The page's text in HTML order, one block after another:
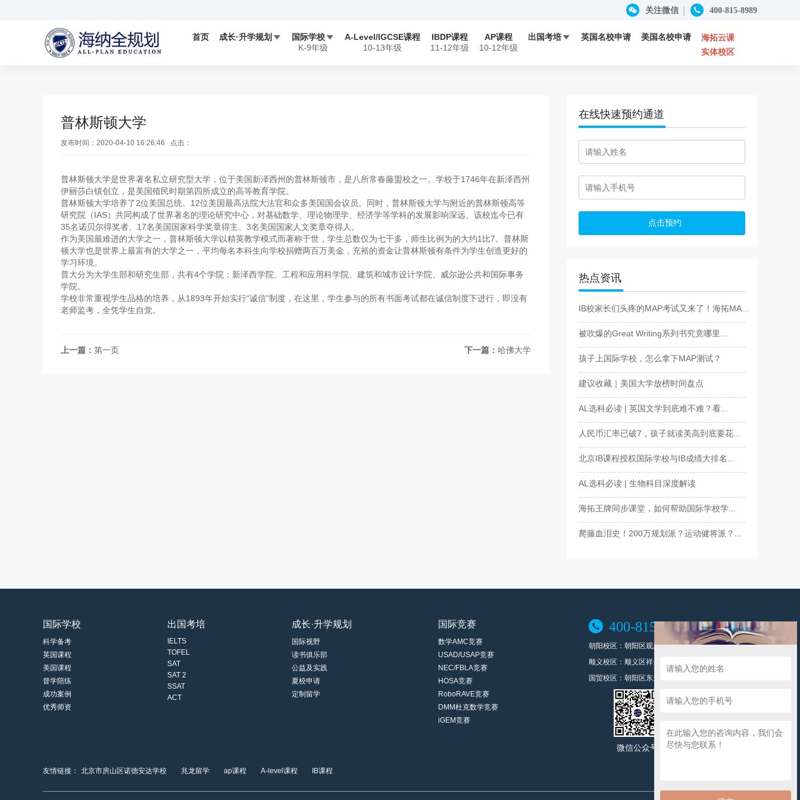
 关注微信  400-815-8989
首页 成长·升学规划 
HOSA竞赛
DMM杜克数学竞赛 iGEM竞赛
国际学校
K-9年级
A-Level/IGCSE课程
10-13年级
IBDP课程
11-12年级
AP课程
10-12年级
出国考培 英国名校申请 美国名校申请
海拓云课
实体校区
普林斯顿大学
发布时间：2020-04-10 16:26:46 点击：
普林斯顿大学是世界著名私立研究型大学，位于美国新泽西州的普林斯顿市，是八所常春藤盟校之一。学校于1746年在新泽西州
伊丽莎白镇创立，是美国殖民时期第四所成立的高等教育学院。
普林斯顿大学培养了2位美国总统、12位美国最高法院大法官和众多美国国会议员。同时，普林斯顿大学与附近的普林斯顿高等
研究院（IAS）共同构成了世界著名的理论研究中心，对基础数学、理论物理学、经济学等学科的发展影响深远。该校迄今已有
35名诺贝尔得奖者、17名美国国家科学奖章得主、3名美国国家人文奖章夺得人。
作为美国最难进的大学之一，普林斯顿大学以精英教学模式而著称于世，学生总数仅为七千多，师生比例为的大约1比7。普林斯
顿大学也是世界上最富有的大学之一，平均每名本科生向学校捐赠两百万美金，充裕的资金让普林斯顿有条件为学生创造更好的
学习环境。
普大分为大学生部和研究生部，共有4个学院：新泽西学院、工程和应用科学院、建筑和城市设计学院、威尔逊公共和国际事务
学院。
学校非常重视学生品格的培养，从1893年开始实行“诚信”制度，在这里，学生参与的所有书面考试都在诚信制度下进行，即没有
老师监考，全凭学生自觉。
上一篇： 第一页 下一篇： 哈佛大学
在线快速预约通道
热点资讯
IB校家长们头疼的MAP考试又来了！海拓MA...
被吹爆的Great Writing系列书究竟哪里...
孩子上国际学校，怎么拿下MAP测试？
建议收藏｜美国大学放榜时间盘点
AL选科必读 | 英国文学到底难不难？看...
人民币汇率已破7，孩子就读美高到底要花...
北京IB课程授权国际学校与IB成绩大排名...
AL选科必读 | 生物科目深度解读
海拓王牌同步课堂，如何帮助国际学校学...
爬藤血泪史！200万规划派？运动健将派？...
国际学校
科学备考
英国课程
美国课程
督学陪练
成功案例
优秀师资
出国考培
IELTS
TOFEL
SAT
SAT 2
SSAT
ACT
成长·升学规划
国际视野
读书俱乐部
公益及实践
夏校申请
定制留学
国际竞赛
数学AMC竞赛
USAD/USAP竞赛
NEC/FBLA竞赛
HOSA竞赛
RoboRAVE竞赛
DMM杜克数学竞赛
iGEM竞赛
 400-815-8989
朝阳校区：朝阳区观唐东路1号观唐花园内
顺义校区：顺义区祥云小镇北区4号楼803
国贸校区：朝阳区东大桥路8号尚都国际中心A座1708
微信公众号 微信咨询
友情链接： 北京市房山区诺德安达学校 兆龙留学 ap课程 A-level课程 IB课程